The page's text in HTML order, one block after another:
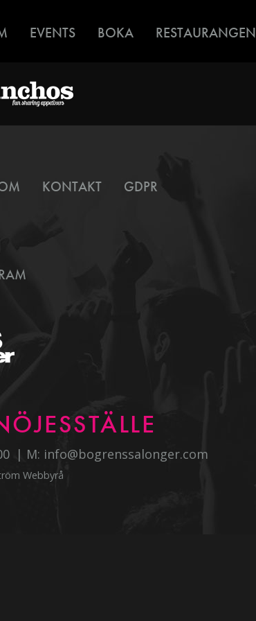
EVENTS BOKA RESTAURANGEN
KONTAKT GDPR
M: info@bogrenssalonger.com
Webbyrå